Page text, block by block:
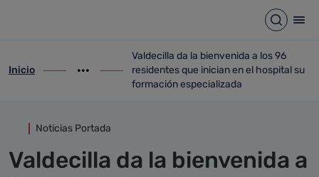
Abrir
ir-a inicio
Inicio
Mostrar opciones del camino de migas
ir-a Valdecilla da la bienvenida a los
Valdecilla da la bienvenida a los 96
residentes que inician en el hospital su
formación especializada
Noticias Portada
Valdecilla da la bienvenida a